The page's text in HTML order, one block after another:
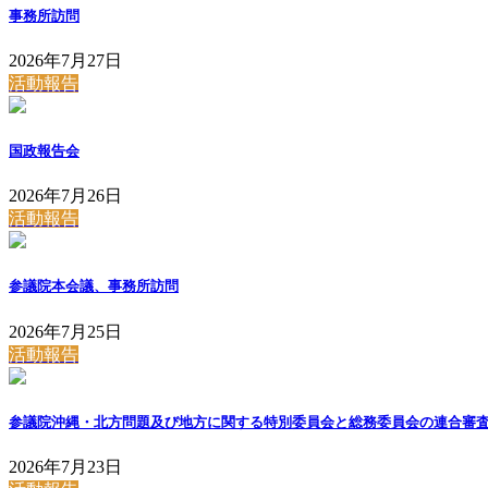
事務所訪問
2026年7月27日
活動報告
国政報告会
2026年7月26日
活動報告
参議院本会議、事務所訪問
2026年7月25日
活動報告
参議院沖縄・北方問題及び地方に関する特別委員会と総務委員会の連合審
2026年7月23日